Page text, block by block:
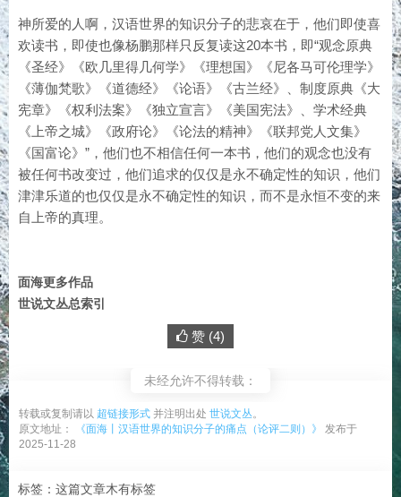
神所爱的人啊，汉语世界的知识分子的悲哀在于，他们即使喜
欢读书，即使也像杨鹏那样只反复读这20本书，即“观念原典
《圣经》《欧几里得几何学》《理想国》《尼各马可伦理学》
《薄伽梵歌》《道德经》《论语》《古兰经》、制度原典《大
宪章》《权利法案》《独立宣言》《美国宪法》、学术经典
《上帝之城》《政府论》《论法的精神》《联邦党人文集》
《国富论》”，他们也不相信任何一本书，他们的观念也没有
被任何书改变过，他们追求的仅仅是永不确定性的知识，他们
津津乐道的也仅仅是永不确定性的知识，而不是永恒不变的来
自上帝的真理。
面海更多作品
世说文丛总索引
赞 (4)
未经允许不得转载：
转载或复制请以 超链接形式 并注明出处 世说文丛。
原文地址：
《面海丨汉语世界的知识分子的痛点（论评二则）》
发布于
2025-11-28
标签：这篇文章木有标签